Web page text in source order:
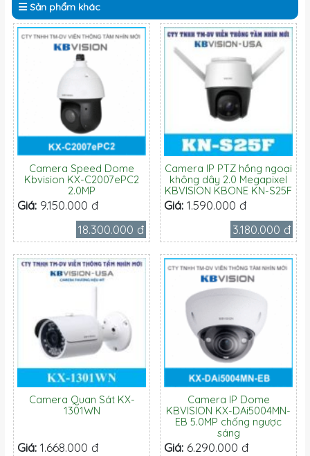
Sản phẩm khác
Camera Speed Dome
Kbvision KX-C2007ePC2
2.0MP
Giá: 9.150.000 đ
18.300.000 đ
Camera IP PTZ hồng ngoại
không dây 2.0 Megapixel
KBVISION KBONE KN-S25F
Giá: 1.590.000 đ
3.180.000 đ
Camera Quan Sát KX-
1301WN
Giá: 1.668.000 đ
Camera IP Dome
KBVISION KX-DAi5004MN-
EB 5.0MP chống ngược
sáng
Giá: 6.290.000 đ